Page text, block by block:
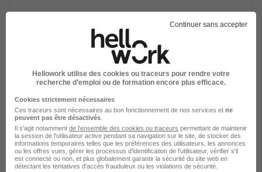
30 000 - 40 000 € / an
Hydraulicien H/F
Samsic Emploi Super recruteur
Continuer sans accepter
Hellowork utilise des cookies ou traceurs pour rendre votre
recherche d’emploi ou de formation encore plus efficace.
Cookies strictement nécessaires
Ces traceurs sont nécessaires au bon fonctionnement de nos services et ne
peuvent pas être désactivés
Il s'agit notamment de l'ensemble des cookies ou traceurs permettant de maintenir
la session de l'utilisateur active pendant sa navigation sur le site, de stocker des
informations temporaires telles que les préférences des utilisateurs, les annonces
ou les offres vues, gérer les processus d'identification de l'utilisateur, vérifier s'il
est connecté ou non, et plus globalement garantir la sécurité du site web en
détectant les tentatives d'accès frauduleux ou les violations de sécurité.